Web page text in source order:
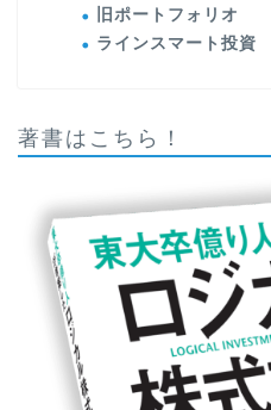
旧ポートフォリオ
ラインスマート投資
著書はこちら！